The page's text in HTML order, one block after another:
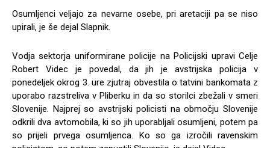
Osumljenci veljajo za nevarne osebe, pri aretaciji pa se niso
upirali, je še dejal Slapnik.
Vodja sektorja uniformirane policije na Policijski upravi Celje
Robert Videc je povedal, da jih je avstrijska policija v
ponedeljek okrog 3. ure zjutraj obvestila o tatvini bankomata z
uporabo razstreliva v Pliberku in da so storilci zbežali v smeri
Slovenije. Najprej so avstrijski policisti na območju Slovenije
odkrili dva avtomobila, ki so jih uporabljali osumljeni, potem pa
so prijeli prvega osumljenca. Ko so ga izročili ravenskim